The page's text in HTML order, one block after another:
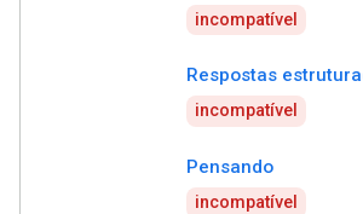
incompatível
Respostas
incompatível
Pensando
incompatível